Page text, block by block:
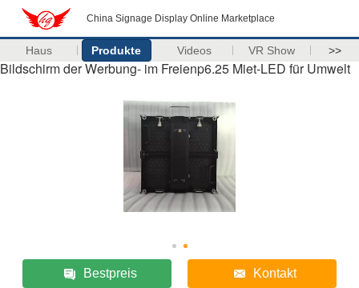
China Signage Display Online Marketplace
Haus Produkte Videos VR Show >>
Bildschirm der Werbung- im Freienp6.25 Miet-LED für Umwelt
Bestpreis Kontakt